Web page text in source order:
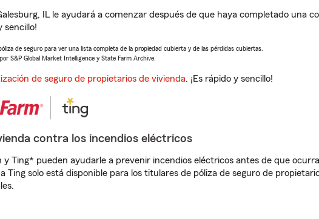
IL le ayudará a comenzar después de que haya completado una
sencillo!
de seguro para ver una lista completa de la propiedad cubierta y de las pérdidas cubiertas.
S&P Global Market Intelligence y State Farm Archive.
de seguro de propietarios de vivienda. ¡Es rápido y sencillo!
contra los incendios eléctricos
y Ting* pueden ayudarle a prevenir incendios eléctricos antes de que
Ting solo está disponible para los titulares de póliza de seguro de